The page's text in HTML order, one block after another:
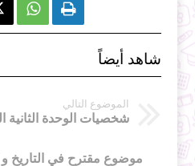
 
شاهد أيضاً
الموضوع التالي
موضوع مقترح في التاريخ و